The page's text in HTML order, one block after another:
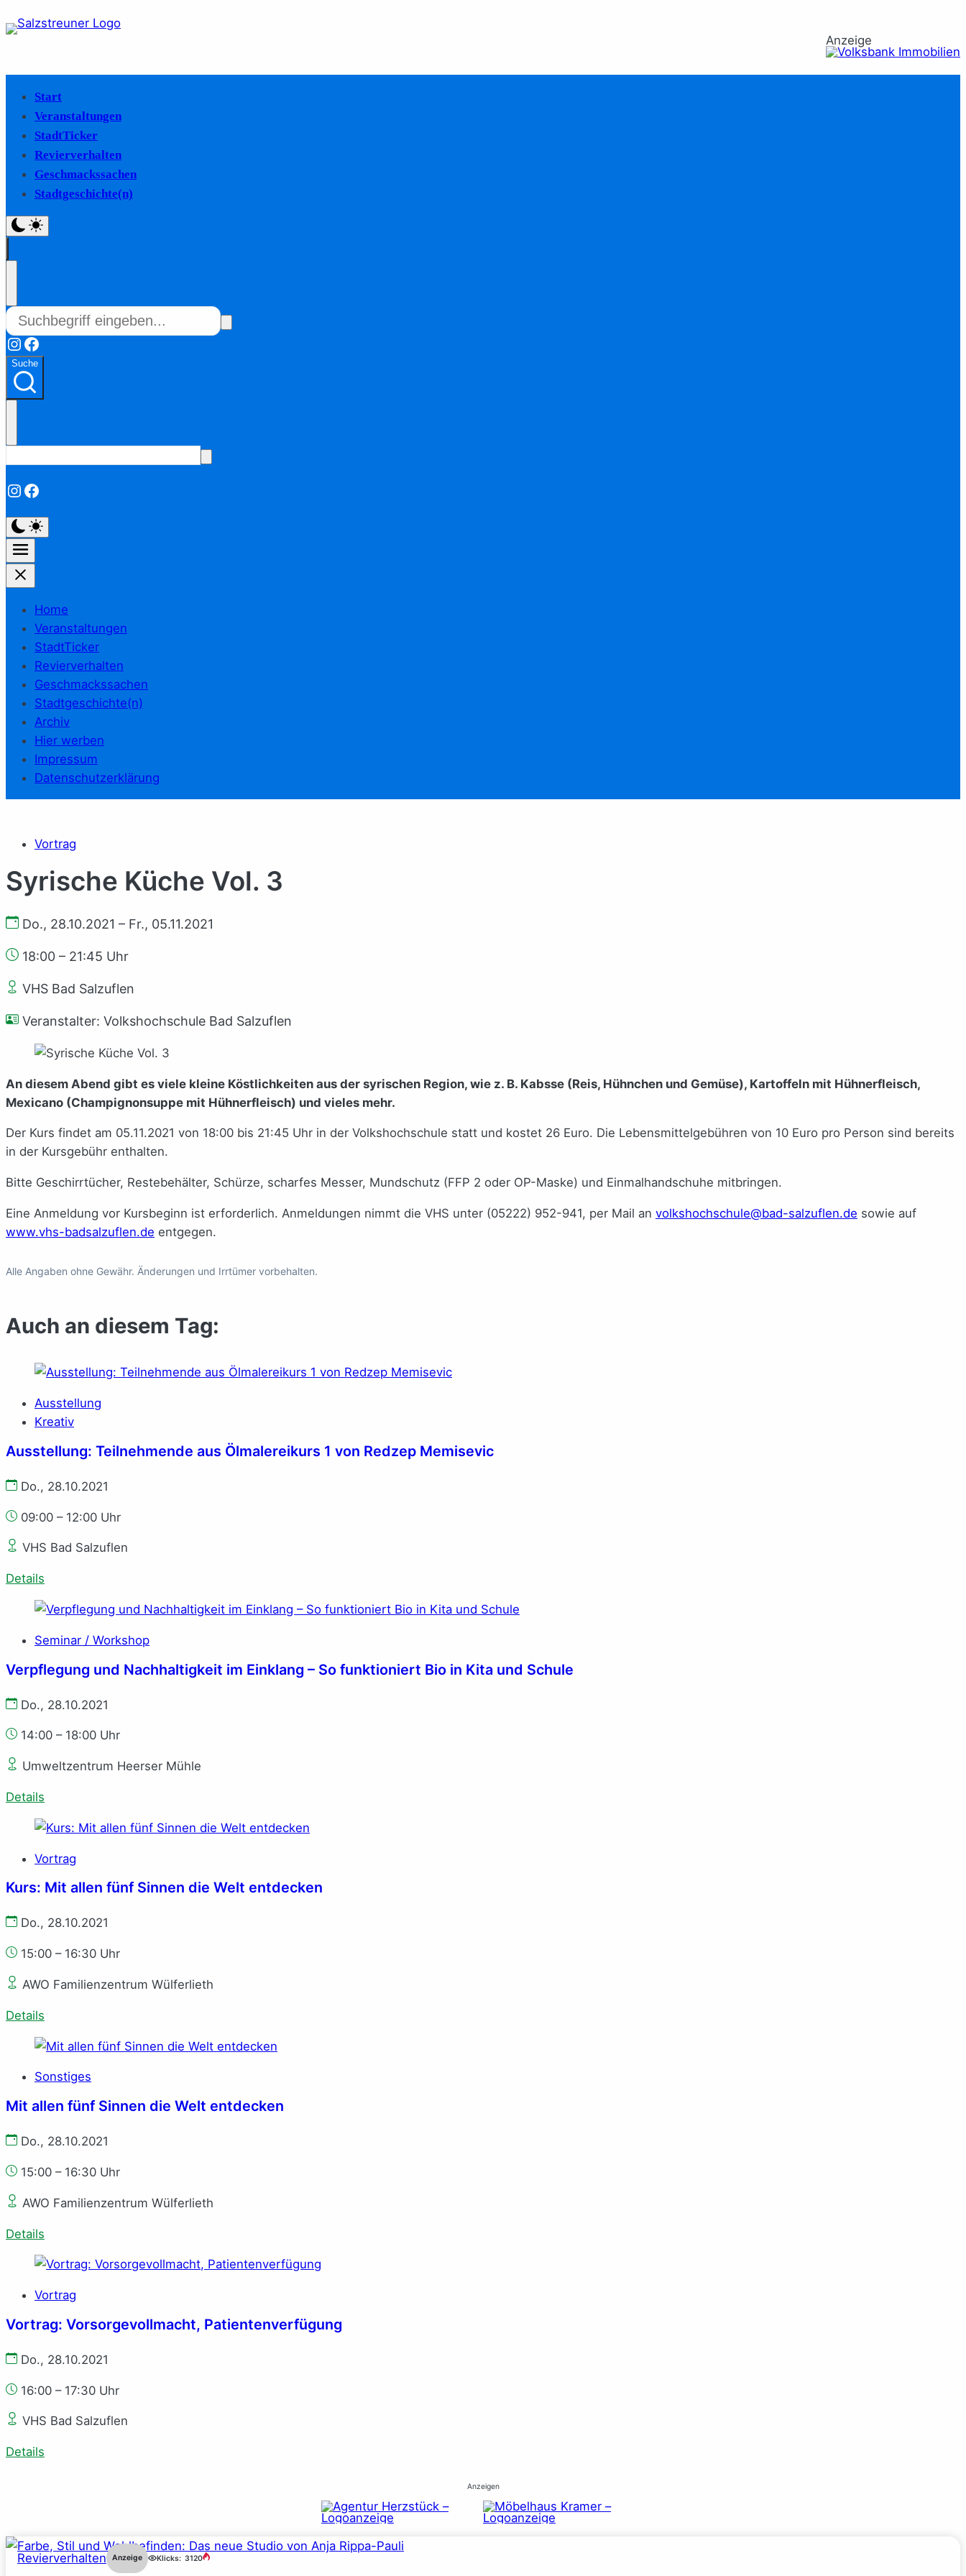
Anzeige
Start
Veranstaltungen
StadtTicker
Revierverhalten
Geschmackssachen
Stadtgeschichte(n)
Instagram
Facebook
Suche
Instagram
Facebook
Home
Veranstaltungen
StadtTicker
Revierverhalten
Geschmackssachen
Stadtgeschichte(n)
Archiv
Hier werben
Impressum
Datenschutzerklärung
Vortrag
Syrische Küche Vol. 3
Do., 28.10.2021 – Fr., 05.11.2021
18:00 – 21:45 Uhr
VHS Bad Salzuflen
Veranstalter: Volkshochschule Bad Salzuflen
An diesem Abend gibt es viele kleine Köstlichkeiten aus der syrischen Region, wie z. B. Kabsse (Reis, Hühnchen und Gemüse), Kartoffeln mit Hühnerfleisch,
Mexicano (Champignonsuppe mit Hühnerfleisch) und vieles mehr.
Der Kurs findet am 05.11.2021 von 18:00 bis 21:45 Uhr in der Volkshochschule statt und kostet 26 Euro. Die Lebensmittelgebühren von 10 Euro pro Person sind bereits
in der Kursgebühr enthalten.
Bitte Geschirrtücher, Restebehälter, Schürze, scharfes Messer, Mundschutz (FFP 2 oder OP-Maske) und Einmalhandschuhe mitbringen.
Eine Anmeldung vor Kursbeginn ist erforderlich. Anmeldungen nimmt die VHS unter (05222) 952-941, per Mail an volkshochschule@bad-salzuflen.de sowie auf
www.vhs-badsalzuflen.de entgegen.
Alle Angaben ohne Gewähr. Änderungen und Irrtümer vorbehalten.
Auch an diesem Tag:
Ausstellung
Kreativ
Ausstellung: Teilnehmende aus Ölmalereikurs 1 von Redzep Memisevic
Do., 28.10.2021
09:00 – 12:00 Uhr
VHS Bad Salzuflen
Details
Seminar / Workshop
Verpflegung und Nachhaltigkeit im Einklang – So funktioniert Bio in Kita und Schule
Do., 28.10.2021
14:00 – 18:00 Uhr
Umweltzentrum Heerser Mühle
Details
Vortrag
Kurs: Mit allen fünf Sinnen die Welt entdecken
Do., 28.10.2021
15:00 – 16:30 Uhr
AWO Familienzentrum Wülferlieth
Details
Sonstiges
Mit allen fünf Sinnen die Welt entdecken
Do., 28.10.2021
15:00 – 16:30 Uhr
AWO Familienzentrum Wülferlieth
Details
Vortrag
Vortrag: Vorsorgevollmacht, Patientenverfügung
Do., 28.10.2021
16:00 – 17:30 Uhr
VHS Bad Salzuflen
Details
Anzeigen
Revierverhalten Anzeige Klicks: 3120